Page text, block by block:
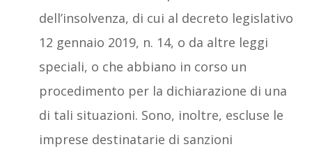
dell’insolvenza, di cui al decreto legislativo
12 gennaio 2019, n. 14, o da altre leggi
speciali, o che abbiano in corso un
procedimento per la dichiarazione di una
di tali situazioni. Sono, inoltre, escluse le
imprese destinatarie di sanzioni